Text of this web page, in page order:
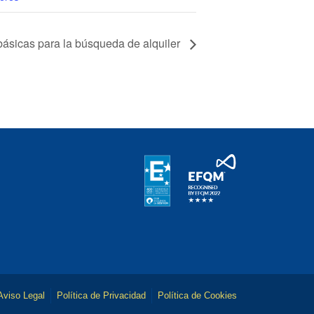
para la búsqueda de alquiler
Legal Política de Privacidad Política de Cookies